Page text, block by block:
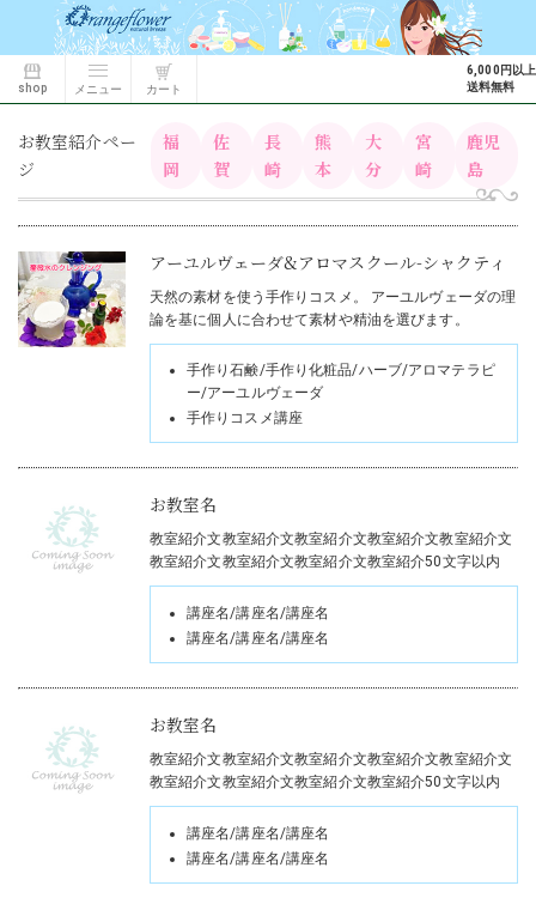
shop メニュー カート
6,000円以上
送料無料
お教室紹介ペー
ジ
福
岡
佐
賀
長
崎
熊
本
大
分
宮
崎
鹿児
島
アーユルヴェーダ&アロマスクール-シャクティ
天然の素材を使う手作りコスメ。 アーユルヴェーダの理
論を基に個人に合わせて素材や精油を選びます。
手作り石鹸/手作り化粧品/ハーブ/アロマテラピ
ー/アーユルヴェーダ
手作りコスメ講座
お教室名
教室紹介文教室紹介文教室紹介文教室紹介文教室紹介文
教室紹介文教室紹介文教室紹介文教室紹介50文字以内
講座名/講座名/講座名
講座名/講座名/講座名
お教室名
教室紹介文教室紹介文教室紹介文教室紹介文教室紹介文
教室紹介文教室紹介文教室紹介文教室紹介50文字以内
講座名/講座名/講座名
講座名/講座名/講座名